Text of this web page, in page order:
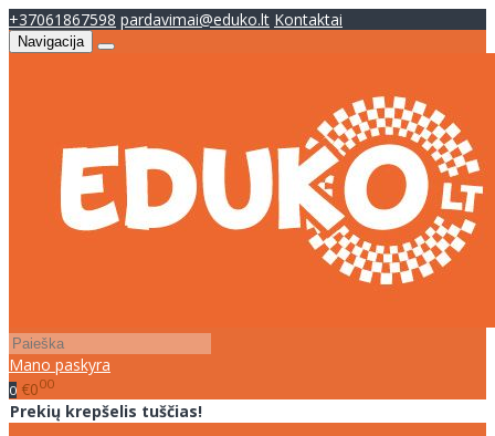
+37061867598 pardavimai@eduko.lt Kontaktai
Navigacija
Mano paskyra
0 €000
Prekių krepšelis tuščias!